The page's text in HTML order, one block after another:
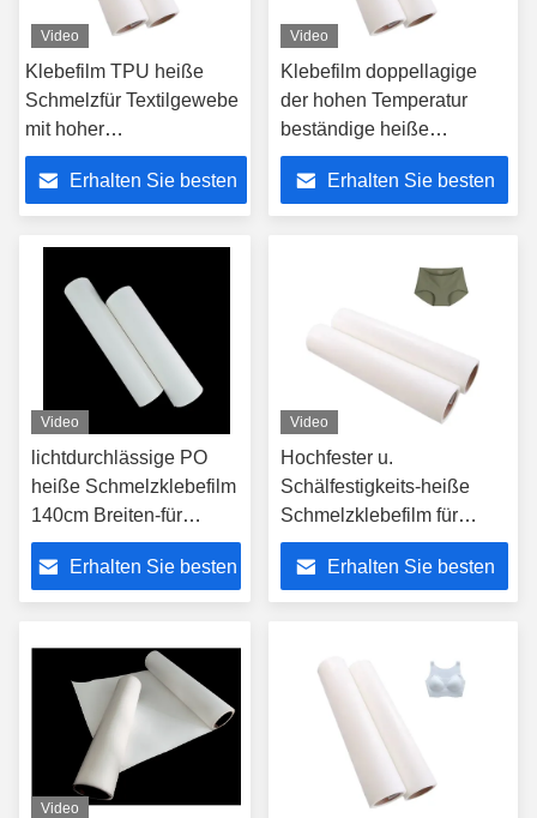
Video
Klebefilm TPU heiße
Schmelzfür Textilgewebe
mit hoher
Chemikalienbeständigkeit
Erhalten Sie besten
Video
Klebefilm doppellagige
der hohen Temperatur
beständige heiße
Schmelzfür Textilgewebe
Erhalten Sie besten
Video
lichtdurchlässige PO
heiße Schmelzklebefilm
140cm Breiten-für
Textilgewebe
Erhalten Sie besten
Video
Hochfester u.
Schälfestigkeits-heiße
Schmelzklebefilm für
Stärke des Textilgewebe-
0.03-0.20mm
Erhalten Sie besten
Video